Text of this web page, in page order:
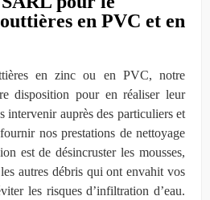
en PVC et en
en zinc ou en PVC, notre
disposition pour en réaliser leur
intervenir auprès des particuliers et
nos prestations de nettoyage
est de désincruster les mousses,
autres débris qui ont envahit vos
les risques d’infiltration d’eau.